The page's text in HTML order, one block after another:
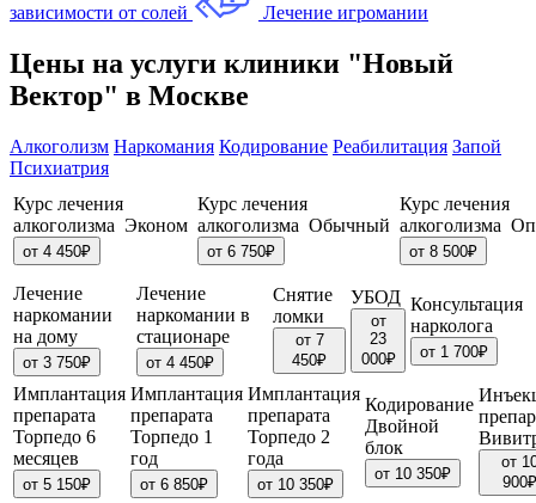
зависимости от солей Лечение игромании
Цены на услуги клиники "Новый
Вектор" в Москве
Алкоголизм Наркомания Кодирование Реабилитация Запой
Психиатрия
Курс лечения
алкоголизма Эконом
от 4 450₽
Курс лечения
алкоголизма Обычный
от 6 750₽
Курс лечения
алкоголизма
от 8 500₽
Лечение
наркомании
на дому
от 3 750₽
Лечение
наркомании в
стационаре
от 4 450₽
Снятие
ломки
от 7
450₽
УБОД
от
23
000₽
Консультация
нарколога
от 1 700₽
Имплантация
препарата
Торпедо 6
месяцев
от 5 150₽
Имплантация
препарата
Торпедо 1
год
от 6 850₽
Имплантация
препарата
Торпедо 2
года
от 10 350₽
Кодирование
Двойной
блок
от 10 350₽
от
900₽